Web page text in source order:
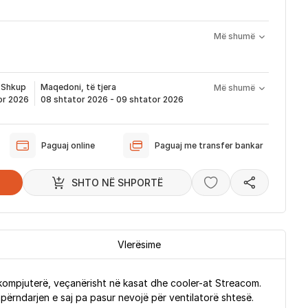
Më shumë
të produktit të servisuarpa pagesë
Shkup
2026
Maqedoni, të tjera
08 shtator 2026 - 09 shtator 2026
Më shumë
ju e pranoni përmes email-it apo SMS-it.
arrin sipas afatit kohor të vendosur më lartë. Ju do të
emailit rreth vendndodhjes së porosisë suaj, duke
parashikimit të vendosur më lartë. Ju lusim të keni parasysh
Paguaj online Paguaj me transfer bankar
SHTO NË SHPORTË
Vlerësime
veçanërisht në kasat dhe cooler-at Streacom.
e saj pa pasur nevojë për ventilatorë shtesë.